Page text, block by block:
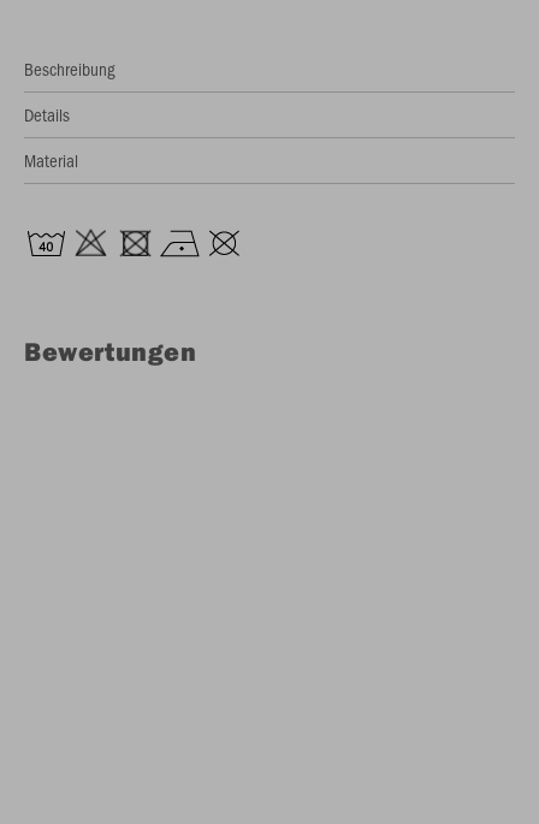
Beschreibung
Details
Material
Bewertungen